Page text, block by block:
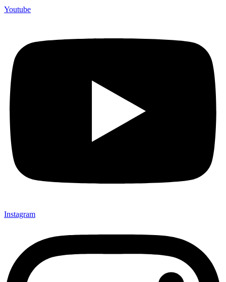
Youtube
Instagram